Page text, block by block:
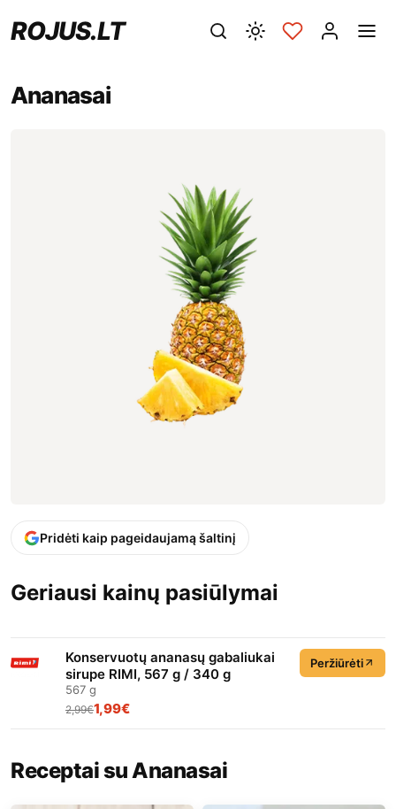
ROJUS.LT
Ananasai
Pridėti kaip pageidaujamą šaltinį
Geriausi kainų pasiūlymai
Konservuotų ananasų gabaliukai
sirupe RIMI, 567 g / 340 g
567 g
2,99€1,99€
Peržiūrėti
Receptai su Ananasai